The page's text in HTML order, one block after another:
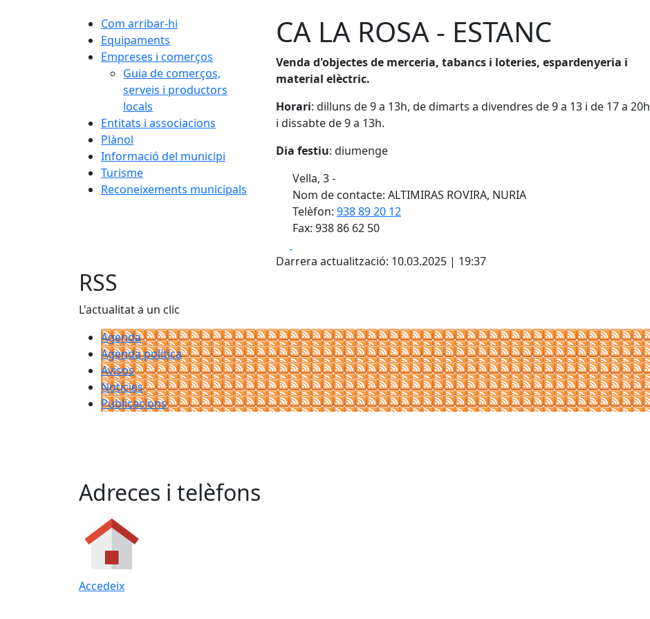
Com arribar-hi
Equipaments
Empreses i comerços
Guia de comerços,
serveis i productors
locals
Entitats i associacions
Plànol
Informació del municipi
Turisme
Reconeixements municipals
CA LA ROSA - ESTANC
Venda d'objectes de merceria, tabancs i loteries, espardenyeria i
material elèctric.
Horari: dilluns de 9 a 13h, de dimarts a divendres de 9 a 13 i de 17 a 20h
i dissabte de 9 a 13h.
Dia festiu: diumenge
Vella, 3 -
Nom de contacte: ALTIMIRAS ROVIRA, NURIA
Telèfon: 938 89 20 12
Fax: 938 86 62 50
Darrera actualització: 10.03.2025 | 19:37
RSS
L'actualitat a un clic
Agenda
Agenda política
Avisos
Notícies
Publicacions
Adreces i telèfons
Accedeix